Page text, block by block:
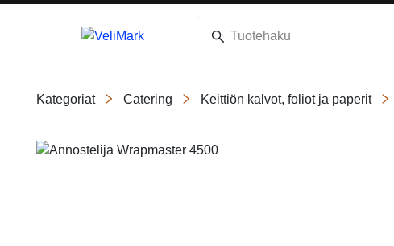
Kategoriat Catering Keittiön kalvot, foliot ja paperit
Slide 2 of 2